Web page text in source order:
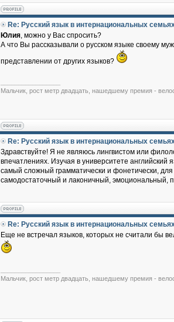
Re: Русский язык в интернациональных
Юлия, можно у Вас спросить?
А что Вы рассказывали о русском языке своему
представлении от других языков?
Мальчик, рост метр двадцать, нашедшему премия -
Re: Русский язык в интернациональных
Здравствуйте! Я не являюсь лингвистом или
впечатлениях. Изучая в университете английский
самый сложный грамматически и фонетически, для
самодостаточный и лаконичный, эмоциональный,
Re: Русский язык в интернациональных
Еще не встречал языков, которых не считали бы
Мальчик, рост метр двадцать, нашедшему премия -